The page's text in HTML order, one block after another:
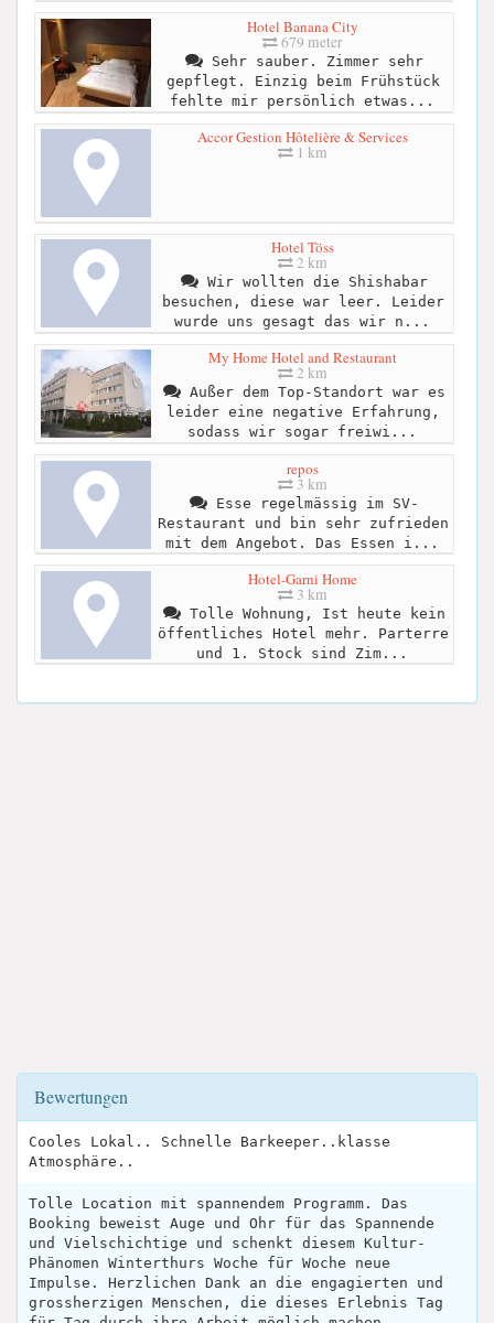
Hotel Banana City
679 meter
Sehr sauber. Zimmer sehr
gepflegt. Einzig beim Frühstück
fehlte mir persönlich etwas...
Accor Gestion Hôtelière & Services
1 km
Hotel Töss
2 km
Wir wollten die Shishabar
besuchen, diese war leer. Leider
wurde uns gesagt das wir n...
My Home Hotel and Restaurant
2 km
Außer dem Top-Standort war es
leider eine negative Erfahrung,
sodass wir sogar freiwi...
repos
3 km
Esse regelmässig im SV-
Restaurant und bin sehr zufrieden
mit dem Angebot. Das Essen i...
Hotel-Garni Home
3 km
Tolle Wohnung, Ist heute kein
öffentliches Hotel mehr. Parterre
und 1. Stock sind Zim...
Bewertungen
Cooles Lokal.. Schnelle Barkeeper..klasse
Atmosphäre..
Tolle Location mit spannendem Programm. Das
Booking beweist Auge und Ohr für das Spannende
und Vielschichtige und schenkt diesem Kultur-
Phänomen Winterthurs Woche für Woche neue
Impulse. Herzlichen Dank an die engagierten und
grossherzigen Menschen, die dieses Erlebnis Tag